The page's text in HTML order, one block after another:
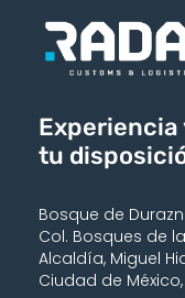
Experiencia
tu
Bosque de
Col. Bosques de
Alcaldía, Miguel
Ciudad de México,